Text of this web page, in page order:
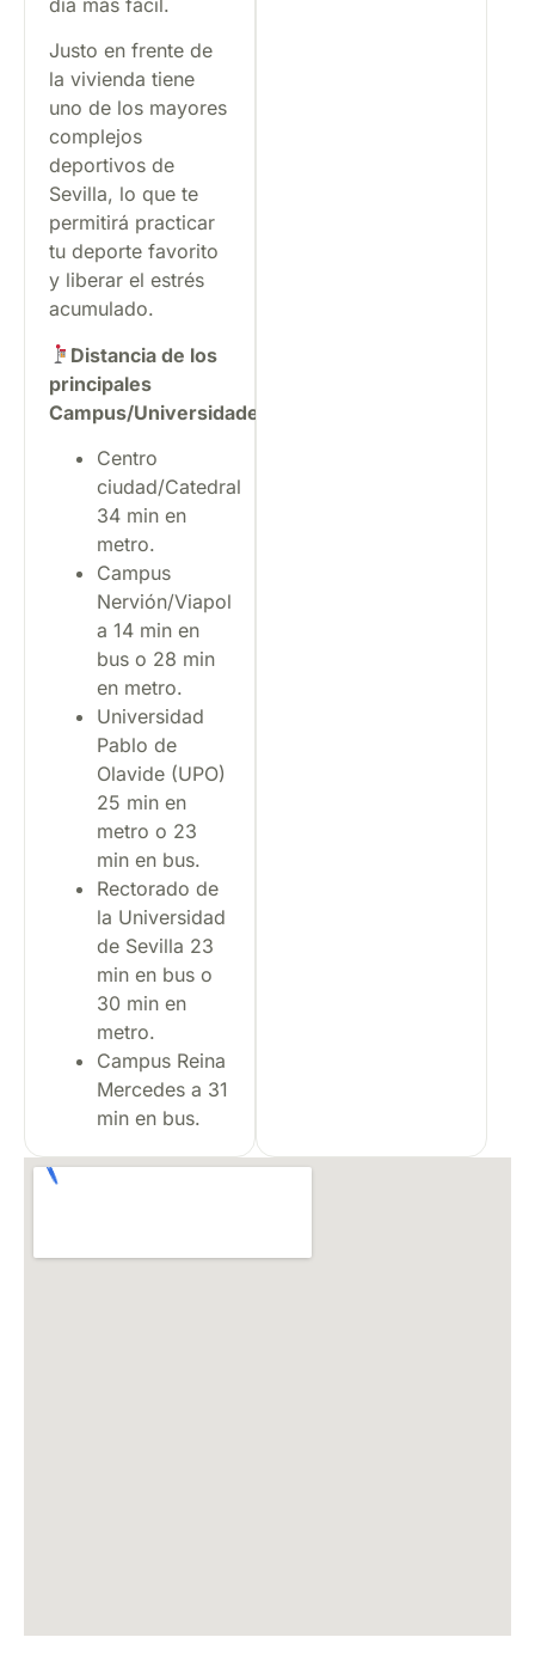
día más fácil.
Justo en frente de
la vivienda tiene
uno de los mayores
complejos
deportivos de
Sevilla, lo que te
permitirá practicar
tu deporte favorito
y liberar el estrés
acumulado.
Distancia de los
principales
Campus/Universidades:
Centro
ciudad/Catedral
34 min en
metro.
Campus
Nervión/Viapol
a 14 min en
bus o 28 min
en metro.
Universidad
Pablo de
Olavide (UPO)
25 min en
metro o 23
min en bus.
Rectorado de
la Universidad
de Sevilla 23
min en bus o
30 min en
metro.
Campus Reina
Mercedes a 31
min en bus.